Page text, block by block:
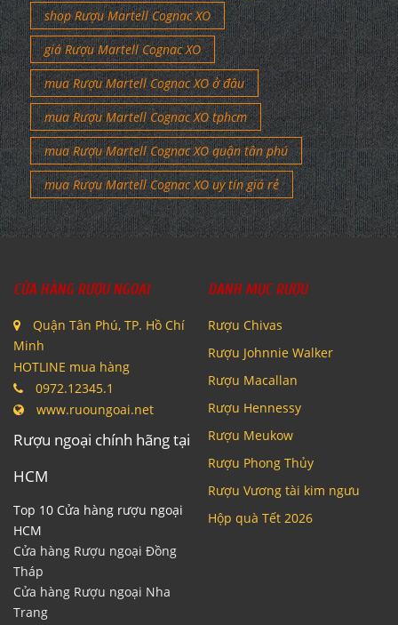
shop Rượu Martell Cognac XO
giá Rượu Martell Cognac XO
mua Rượu Martell Cognac XO ở đâu
mua Rượu Martell Cognac XO tphcm
mua Rượu Martell Cognac XO quận tân phú
mua Rượu Martell Cognac XO uy tín giá rẻ
CỬA HÀNG RƯỢU NGOẠI
Quận Tân Phú, TP. Hồ Chí
Minh
HOTLINE mua hàng
0972.12345.1
www.ruoungoai.net
Rượu ngoại chính hãng tại
HCM
Top 10 Cửa hàng rượu ngoại
HCM
Cửa hàng Rượu ngoại Đồng
Tháp
Cửa hàng Rượu ngoại Nha
Trang
DANH MỤC RƯỢU
Rượu Chivas
Rượu Johnnie Walker
Rượu Macallan
Rượu Hennessy
Rượu Meukow
Rượu Phong Thủy
Rượu Vương tài kim ngưu
Hộp quà Tết 2026